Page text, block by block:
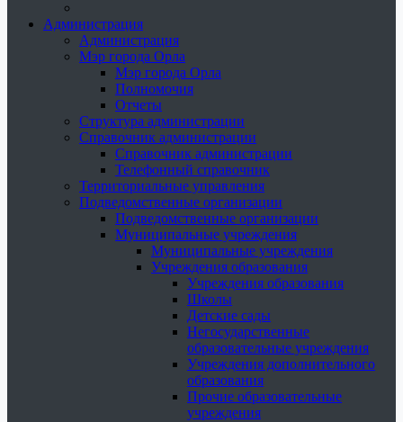
Администрация
Администрация
Мэр города Орла
Мэр города Орла
Полномочия
Отчеты
Структура администрации
Справочник администрации
Справочник администрации
Телефонный справочник
Территориальные управления
Подведомственные организации
Подведомственные организации
Муниципальные учреждения
Муниципальные учреждения
Учреждения образования
Учреждения образования
Школы
Детские сады
Негосударственные
образовательные учреждения
Учреждения дополнительного
образования
Прочие образовательные
учреждения